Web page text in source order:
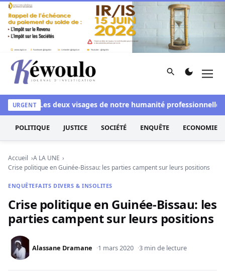
Aller au contenu
Kéwoulo, le premier site d'information et d'investigation
Rechercher
URGENTLes deux visages de notre humanité professionnelle :
POLITIQUE JUSTICE SOCIÉTÉ ENQUÊTE ECONOMIE
Accueil
A LA UNE
Crise politique en Guinée-Bissau: les parties campent sur leurs positions
ENQUÊTEFAITS DIVERS & INSOLITES
Crise politique en Guinée-Bissau: les
parties campent sur leurs positions
Alassane Dramane 1 mars 2020 3 min de lecture